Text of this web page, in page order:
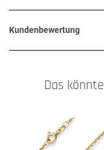
Kundenbewertung
Das